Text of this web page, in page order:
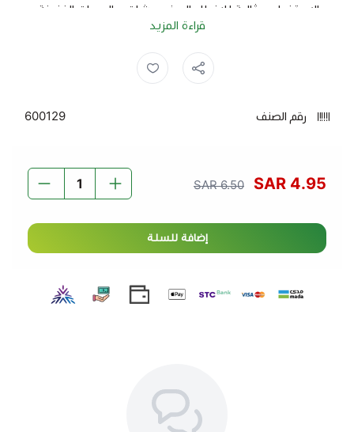
الاستخدام، مثالية للإفطار، السندويشات، والوجبات الخفيفة.
جودة المراعي المعروفة تضمن طعمًا غنيًا وقوامًا ناعمًا
يناسب جميع أفراد العائلة.
عبوة تحتوي على 6 قطع جبنة طرية سهلة التقطيع
مثالية للإفطار، السندويشات، والوجبات الخفيفة.
والطزاجة.
ماركة المراعي الشهيرة بجودة عالية وطعم مميز.
جبنة المراعي مربعات اختيار صحي ولذيذ لكل يوم.
قراءة المزيد
رقم الصنف 600129
4.95 SAR
6.50 SAR
إضافة للسلة